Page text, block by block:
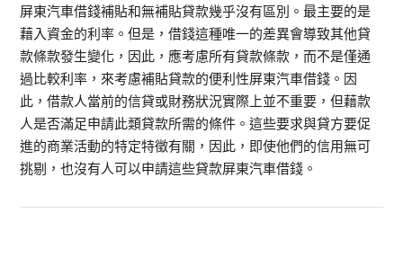
屏東汽車借錢補貼和無補貼貸款幾乎沒有區別。最主要的是
藉入資金的利率。但是，借錢這種唯一的差異會導致其他貸
款條款發生變化，因此，應考慮所有貸款條款，而不是僅通
過比較利率，來考慮補貼貸款的便利性屏東汽車借錢。因
此，借款人當前的信貸或財務狀況實際上並不重要，但藉款
人是否滿足申請此類貸款所需的條件。這些要求與貸方要促
進的商業活動的特定特徵有關，因此，即使他們的信用無可
挑剔，也沒有人可以申請這些貸款屏東汽車借錢。